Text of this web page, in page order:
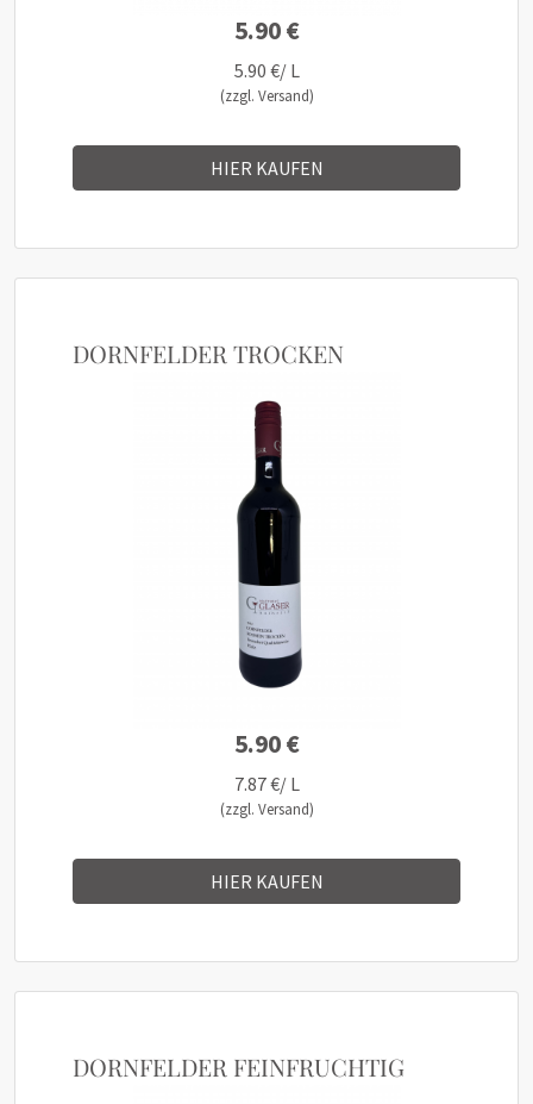
5.90 €
5.90 €/ L
(zzgl. Versand)
HIER KAUFEN
DORNFELDER TROCKEN
5.90 €
7.87 €/ L
(zzgl. Versand)
HIER KAUFEN
DORNFELDER FEINFRUCHTIG